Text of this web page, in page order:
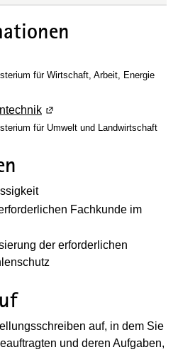
in einem neuen Fenster geöffnet)
für Wirtschaft, Arbeit, Energie
(Wird in einem neuen
für Umwelt und Landwirtschaft
Fachkunde im
der erforderlichen
auf, in dem Sie
und deren Aufgaben,